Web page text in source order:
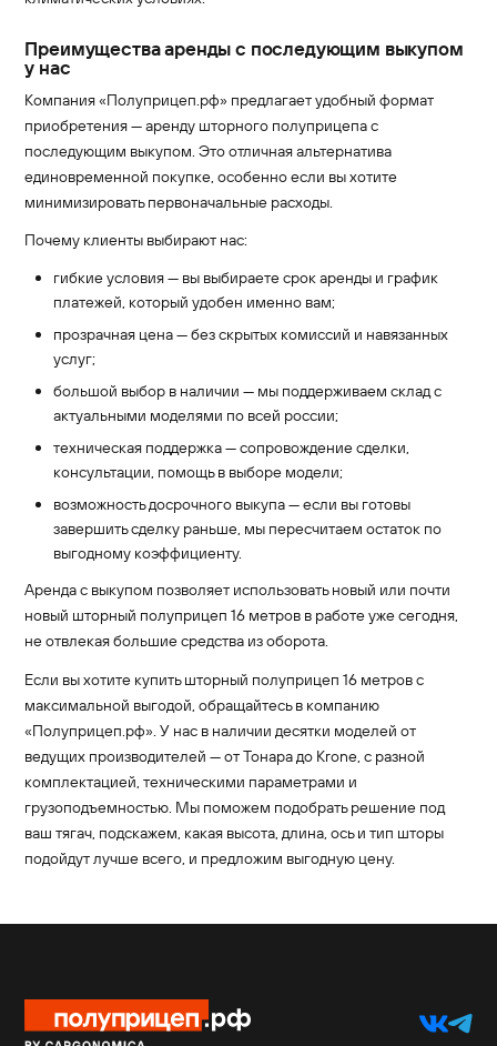
Преимущества аренды с последующим выкупом
у нас
Компания «Полуприцеп.рф» предлагает удобный формат
приобретения — аренду шторного полуприцепа с
последующим выкупом. Это отличная альтернатива
единовременной покупке, особенно если вы хотите
минимизировать первоначальные расходы.
Почему клиенты выбирают нас:
гибкие условия — вы выбираете срок аренды и график
платежей, который удобен именно вам;
прозрачная цена — без скрытых комиссий и навязанных
услуг;
большой выбор в наличии — мы поддерживаем склад с
актуальными моделями по всей россии;
техническая поддержка — сопровождение сделки,
консультации, помощь в выборе модели;
возможность досрочного выкупа — если вы готовы
завершить сделку раньше, мы пересчитаем остаток по
выгодному коэффициенту.
Аренда с выкупом позволяет использовать новый или почти
новый шторный полуприцеп 16 метров в работе уже сегодня,
не отвлекая большие средства из оборота.
Если вы хотите купить шторный полуприцеп 16 метров с
максимальной выгодой, обращайтесь в компанию
«Полуприцеп.рф». У нас в наличии десятки моделей от
ведущих производителей — от Тонара до Krone, с разной
комплектацией, техническими параметрами и
грузоподъемностью. Мы поможем подобрать решение под
ваш тягач, подскажем, какая высота, длина, ось и тип шторы
подойдут лучше всего, и предложим выгодную цену.